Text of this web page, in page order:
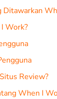
Ditawarkan
Work?
Review?
When I